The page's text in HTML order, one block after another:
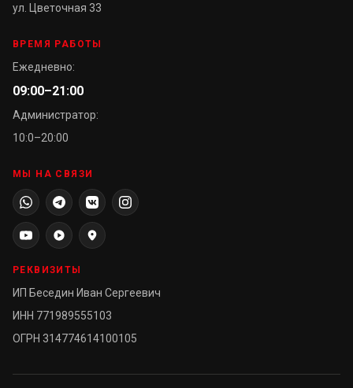
ул. Цветочная 33
ВРЕМЯ РАБОТЫ
Ежедневно:
09:00–21:00
Администратор:
10:0–20:00
МЫ НА СВЯЗИ
РЕКВИЗИТЫ
ИП Беседин Иван Сергеевич
ИНН 771989555103
ОГРН 314774614100105